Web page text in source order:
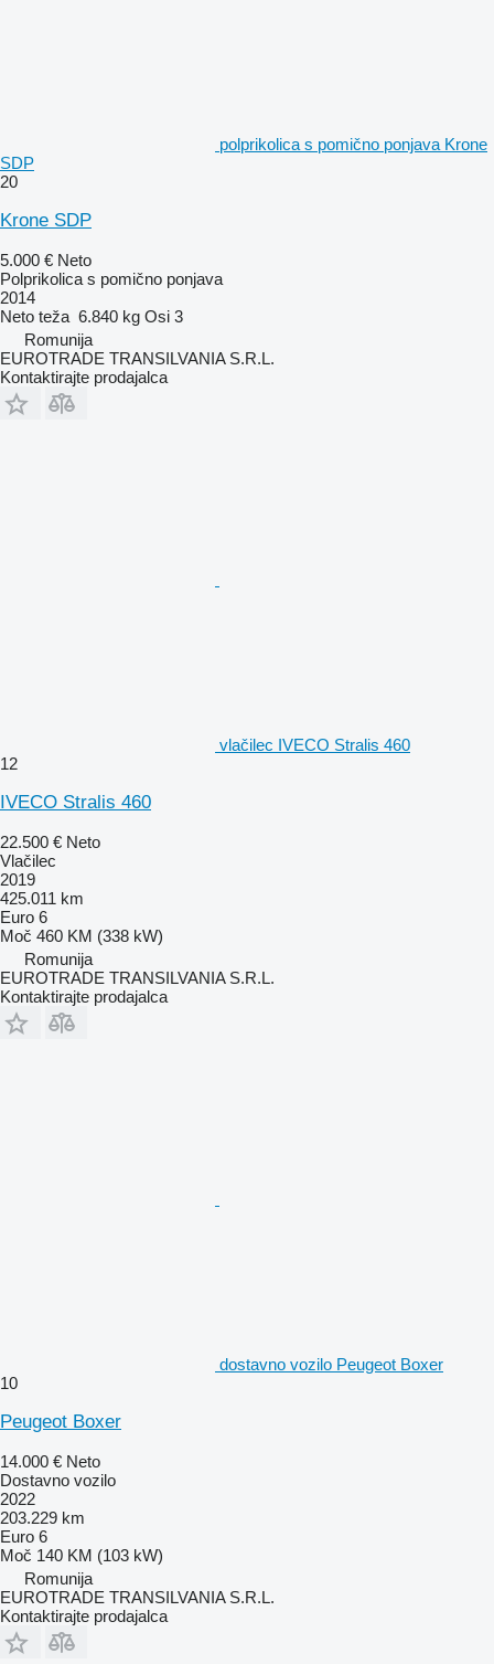
polprikolica s pomično ponjava Krone
SDP
20
Krone SDP
5.000 € Neto
Polprikolica s pomično ponjava
2014
Neto teža 6.840 kg Osi 3
Romunija
EUROTRADE TRANSILVANIA S.R.L.
Kontaktirajte prodajalca
vlačilec IVECO Stralis 460
12
IVECO Stralis 460
22.500 € Neto
Vlačilec
2019
425.011 km
Euro 6
Moč 460 KM (338 kW)
Romunija
EUROTRADE TRANSILVANIA S.R.L.
Kontaktirajte prodajalca
dostavno vozilo Peugeot Boxer
10
Peugeot Boxer
14.000 € Neto
Dostavno vozilo
2022
203.229 km
Euro 6
Moč 140 KM (103 kW)
Romunija
EUROTRADE TRANSILVANIA S.R.L.
Kontaktirajte prodajalca